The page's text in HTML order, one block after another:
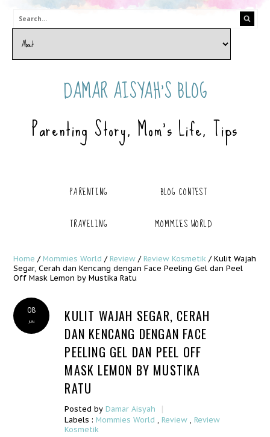
DAMAR AISYAH'S BLOG
Parenting Story, Mom's Life, Tips
PARENTING
BLOG CONTEST
TRAVELING
MOMMIES WORLD
Home/Mommies World/Review/Review Kosmetik/Kulit Wajah
Segar, Cerah dan Kencang dengan Face Peeling Gel dan Peel
Off Mask Lemon by Mustika Ratu
JUN
08
KULIT WAJAH SEGAR, CERAH
DAN KENCANG DENGAN FACE
PEELING GEL DAN PEEL OFF
MASK LEMON BY MUSTIKA
RATU
Posted byDamar Aisyah |
Labels :Mommies World ,Review ,Review
Kosmetik